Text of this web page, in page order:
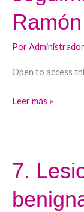
Por
Open to access
Diagnóstico,
estadificación
seguimiento.
Dr.
Ramón
25
Leer más »
7.
7.
Lesiones
tumorales